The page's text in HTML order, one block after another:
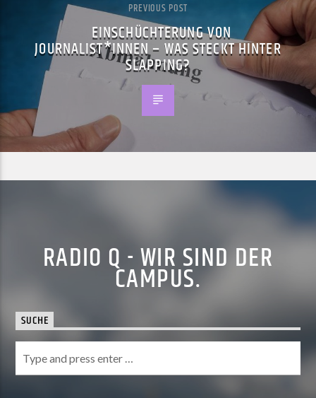
PREVIOUS POST
EINSCHÜCHTERUNG VON
JOURNALIST*INNEN – WAS STECKT HINTER
SLAPPING?
RADIO Q - WIR SIND DER
CAMPUS.
SUCHE